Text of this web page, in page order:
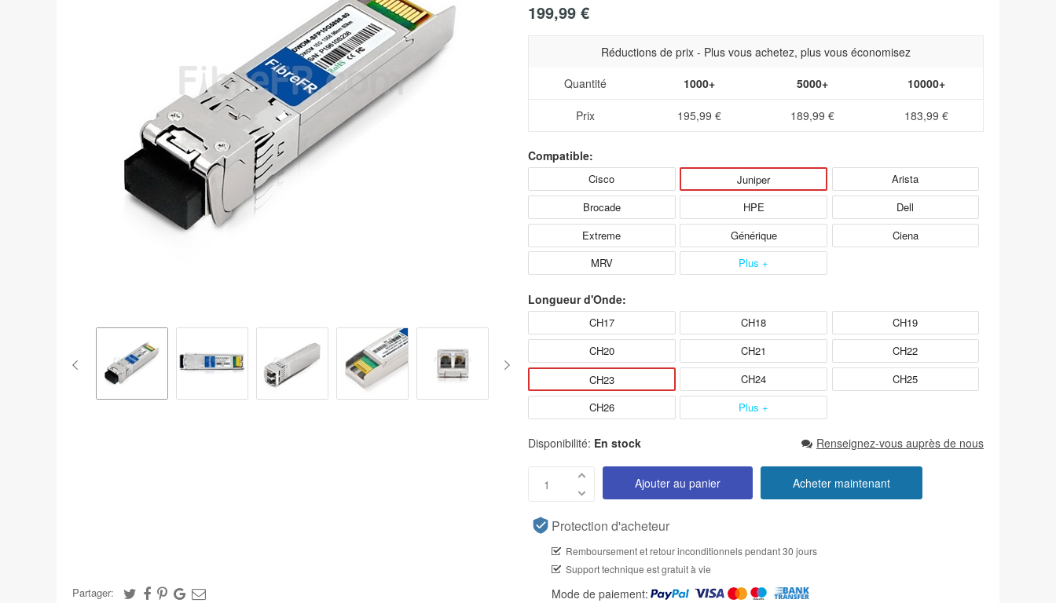
Partager:
199,99 €
Réductions de prix - Plus vous achetez, plus vous économisez
Quantité
1000+ 5000+ 10000+
Prix 195,99 € 189,99 € 183,99 €
Compatible:
Cisco Juniper
Arista
Brocade
HPE
Dell
Extreme
Générique
Ciena
MRV
Plus +
Longueur d'Onde:
CH17 CH18
CH19
CH20
CH21
CH22
CH23
CH24
CH25
CH26
Plus +
Disponibilité: En stock Renseignez-vous auprès de nous
Ajouter au panier Acheter maintenant
Protection d'acheteur
Remboursement et retour inconditionnels pendant 30 jours
Support technique est gratuit à vie
Mode de paiement: